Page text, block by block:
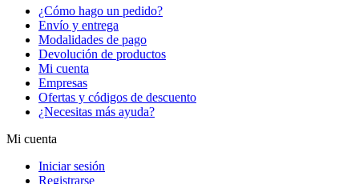
¿Cómo hago un pedido?
Envío y entrega
Modalidades de pago
Devolución de productos
Mi cuenta
Empresas
Ofertas y códigos de descuento
¿Necesitas más ayuda?
Mi cuenta
Iniciar sesión
Registrarse